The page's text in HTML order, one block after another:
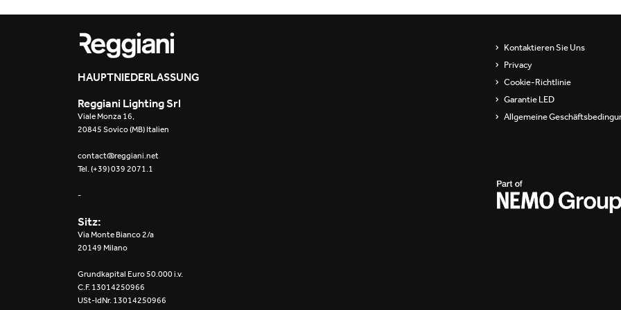
HAUPTNIEDERLASSUNG
Reggiani Lighting Srl
Viale Monza 16,
20845 Sovico (MB) Italien
contact@reggiani.net
Tel. (+39) 039 2071.1
-
Sitz:
Via Monte Bianco 2/a
20149 Milano
Grundkapital Euro 50.000 i.v.
C.F. 13014250966
USt-IdNr. 13014250966
Kontaktieren Sie Uns
Privacy
Cookie-Richtlinie
Garantie LED
Allgemeine